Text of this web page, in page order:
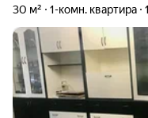
30 м² 1-комн. квартира